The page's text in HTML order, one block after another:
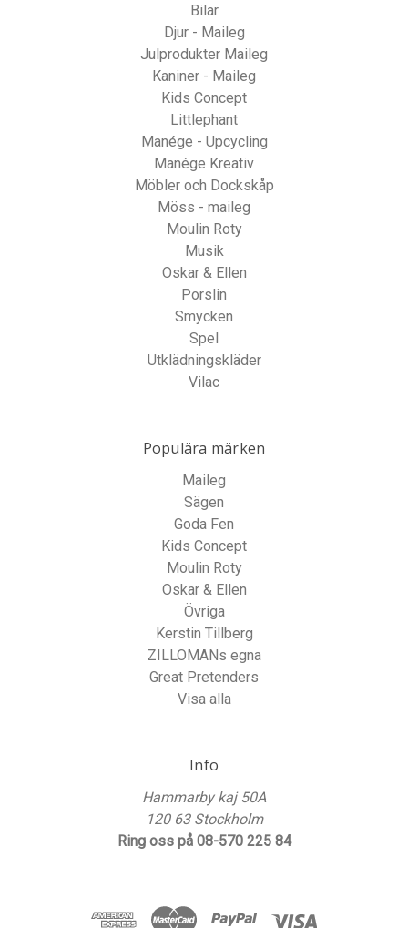
Bilar
Djur - Maileg
Julprodukter Maileg
Kaniner - Maileg
Kids Concept
Littlephant
Manége - Upcycling
Manége Kreativ
Möbler och Dockskåp
Möss - maileg
Moulin Roty
Musik
Oskar & Ellen
Porslin
Smycken
Spel
Utklädningskläder
Vilac
Populära märken
Maileg
Sägen
Goda Fen
Kids Concept
Moulin Roty
Oskar & Ellen
Övriga
Kerstin Tillberg
ZILLOMANs egna
Great Pretenders
Visa alla
Info
Hammarby kaj 50A
120 63 Stockholm
Ring oss på 08-570 225 84